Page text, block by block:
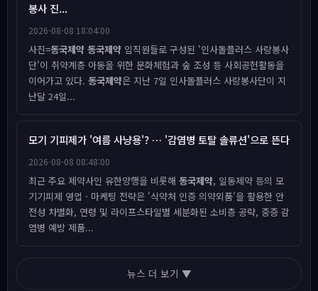
봉사 진...
2026-08-08 18:04:00
사진=동국제약 동국제약 임직원들로 구성된 '인사돌플러스 사랑봉사
단'이 취약계층 아동을 위한 문화체험과 숲 조성 등 사회공헌활동을
이어가고 있다. 동국제약은 지난 7일 인사돌플러스 사랑봉사단이 지
난달 24일...
모기 기피제가 '여름 사냥용'? … '감염병 토탈 솔류션'으로 뜬다
2026-08-08 08:48:00
최근 주요 제약사인 유한양행을 비롯해 동국제약, 일동제약 등의 모
기기피제 영업ㆍ마케팅 전략은 '식약처 인증 의약외품'을 활용한 안
전성 차별화, 연령 및 라이프스타일별 세분화된 소비층 공략, 중증 감
염병 예방 제품...
뉴스 더 보기 ▼